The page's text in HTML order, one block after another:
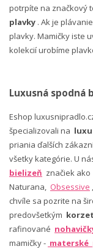
potrpíte na značkový
plavky . Ak je
plavky. Mamičky iste
kolekcií urobíme
Luxusná spodná
Eshop
špecializovali na
priania ďalších
všetky kategórie. U
bielizeň značiek ako
Naturana, Obsessive
chvíle sa pozrite na
predovšetkým
rafinované
mamičky - materské